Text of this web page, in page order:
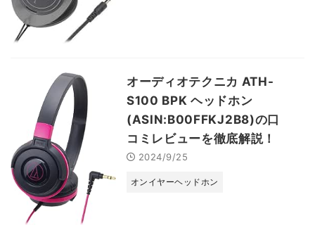
オーディオテクニカ ATH-
S100 BPK ヘッドホン
(ASIN:B00FFKJ2B8)の口
コミレビューを徹底解説！
2024/9/25
オンイヤーヘッドホン